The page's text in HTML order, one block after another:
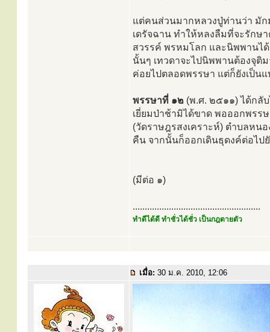
แต่คนส่วนมากหลวงปู่ท่านว่า มั
เดรัจฉาน ทำให้หลงลืมที่จะรักษ
สวรรค์ พรหมโลก และนิพพานไ
นั้นๆ เทวดาจะไปนิพพานต้องจุติ
ค่อยไปตลอดพรรษา แต่ก็ยังเป็น
พรรษาที่ ๑๒ (พ.ศ. ๒๕๑๑) ได้กลั
เยี่ยมป่าช้ามิได้ขาด พอออกพรร
(วัดราษฎรสงเคราะห์) ตำบลหน
คืน จากนั้นก็ออกเดินธุดงค์ต่อไป
(มีต่อ ๑)
.....................................................
ทำดีได้ดี ทำชั่วได้ชั่ว เป็นกฎตายตัว
เมื่อ: 30 ม.ค. 2010, 12:06